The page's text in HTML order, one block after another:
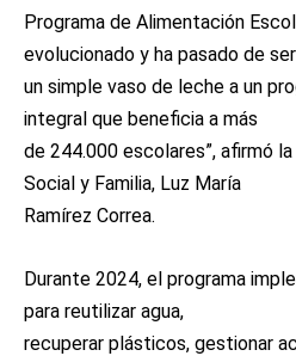
Programa de Alimentación
evolucionado y ha pasado de ser
un simple vaso de leche a un
integral que beneficia a más
de 244.000 escolares”, afirmó
Social y Familia, Luz María
Ramírez Correa.
Durante 2024, el programa
para reutilizar agua,
recuperar plásticos, gestionar